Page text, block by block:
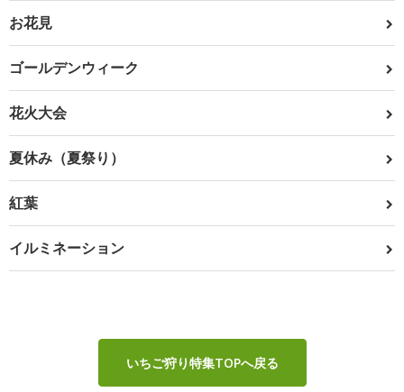
お花見
ゴールデンウィーク
花火大会
夏休み（夏祭り）
紅葉
イルミネーション
いちご狩り特集TOPへ戻る